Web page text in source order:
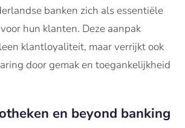
banken zich als essentiële
hun klanten. Deze aanpak
klantloyaliteit, maar verrijkt ook
door gemak en toegankelijkheid
en beyond banking